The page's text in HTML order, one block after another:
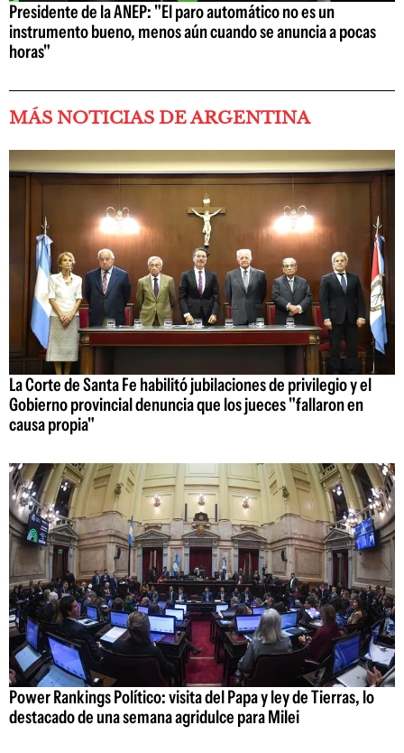
Presidente de la ANEP: "El paro automático no es un
instrumento bueno, menos aún cuando se anuncia a pocas
horas"
MÁS NOTICIAS DE ARGENTINA
La Corte de Santa Fe habilitó jubilaciones de privilegio y el
Gobierno provincial denuncia que los jueces "fallaron en
causa propia"
Power Rankings Político: visita del Papa y ley de Tierras, lo
destacado de una semana agridulce para Milei